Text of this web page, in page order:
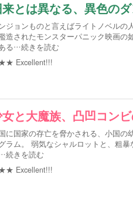
来とは異なる、異色の
ジョンものと言えばライトノベルの
造されたモンスターパニック映画の
る…続きを読む
Excellent!!!
女と大魔族、凸凹コン
に国家の存亡を脅かされる、小国の
ラム。 弱気なシャルロットと、粗
続きを読む
Excellent!!!